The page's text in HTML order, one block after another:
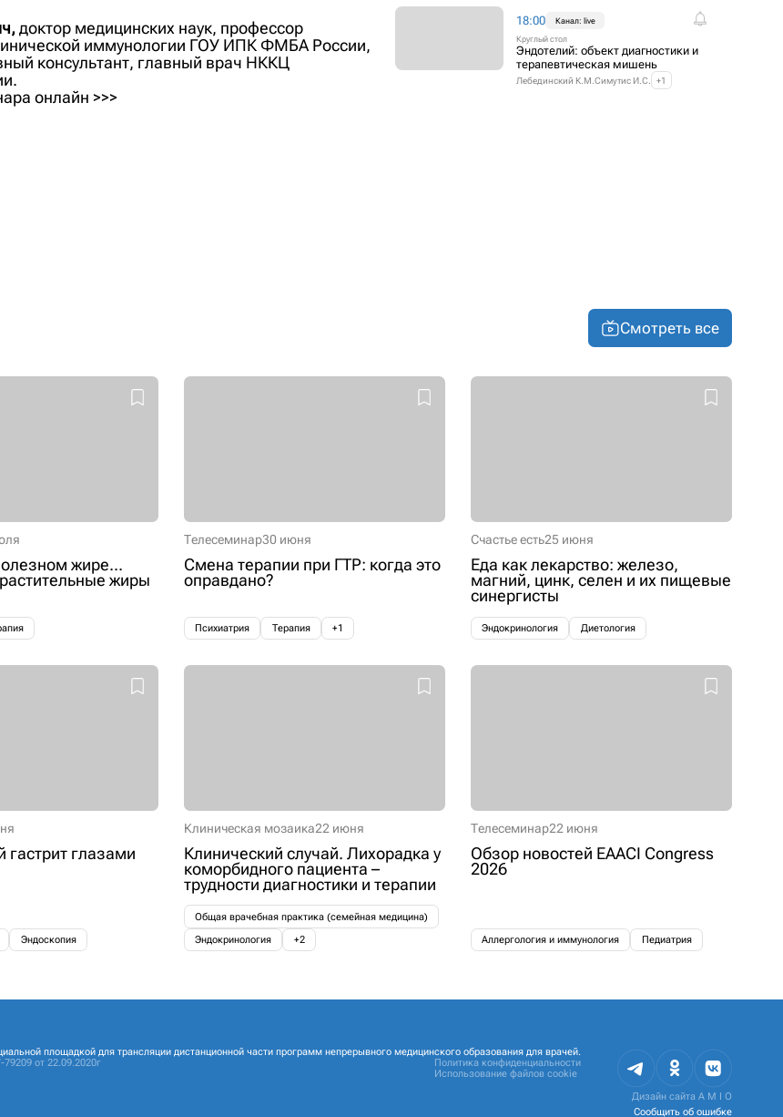
доктор медицинских наук, профессор
иммунологии ГОУ ИПК ФМБА России,
консультант, главный врач НККЦ
онлайн >>>
18:00
Канал: live
Круглый стол
Эндотелий: объект диагностики и
терапевтическая мишень
Лебединский К.М.Симутис И.С. +1
Смотреть все
жире...
жиры
Телесеминар30 июня
Смена терапии при ГТР: когда это
оправдано?
Психиатрия Терапия +1
Счастье есть25 июня
Еда как лекарство: железо,
магний, цинк, селен и их пищевые
синергисты
Эндокринология Диетология
гастрит глазами
Эндоскопия
Клиническая мозаика22 июня
Клинический случай. Лихорадка у
коморбидного пациента –
трудности диагностики и терапии
Общая врачебная практика (семейная медицина)
Эндокринология
+2
Телесеминар22 июня
Обзор новостей EAACI Congress
2026
Аллергология и иммунология Педиатрия
площадкой для трансляции дистанционной части программ непрерывного медицинского образования для врачей.
от 22.09.2020г
Политика конфиденциальности
Использование файлов cookie
Дизайн сайта A M I O
Сообщить об ошибке